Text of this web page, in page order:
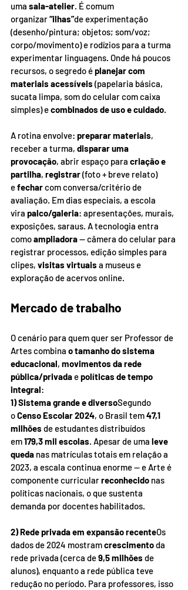
uma sala-atelier. É comum
organizar “ilhas”de experimentação
(desenho/pintura; objetos; som/voz;
corpo/movimento) e rodízios para a turma
experimentar linguagens. Onde há poucos
recursos, o segredo é planejar com
materiais acessíveis (papelaria básica,
sucata limpa, som do celular com caixa
simples) e combinados de uso e cuidado.
A rotina envolve: preparar materiais,
receber a turma, disparar uma
provocação, abrir espaço para criação e
partilha, registrar (foto + breve relato)
e fechar com conversa/critério de
avaliação. Em dias especiais, a escola
vira palco/galeria: apresentações, murais,
exposições, saraus. A tecnologia entra
como ampliadora — câmera do celular para
registrar processos, edição simples para
clipes, visitas virtuais a museus e
exploração de acervos online.
Mercado de trabalho
O cenário para quem quer ser Professor de
Artes combina o tamanho do sistema
educacional, movimentos da rede
pública/privada e políticas de tempo
integral:
1) Sistema grande e diversoSegundo
o Censo Escolar 2024, o Brasil tem 47,1
milhões de estudantes distribuídos
em 179,3 mil escolas. Apesar de uma leve
queda nas matrículas totais em relação a
2023, a escala continua enorme — e Arte é
componente curricular reconhecido nas
políticas nacionais, o que sustenta
demanda por docentes habilitados.
2) Rede privada em expansão recenteOs
dados de 2024 mostram crescimento da
rede privada (cerca de 9,5 milhões de
alunos), enquanto a rede pública teve
redução no período. Para professores, isso